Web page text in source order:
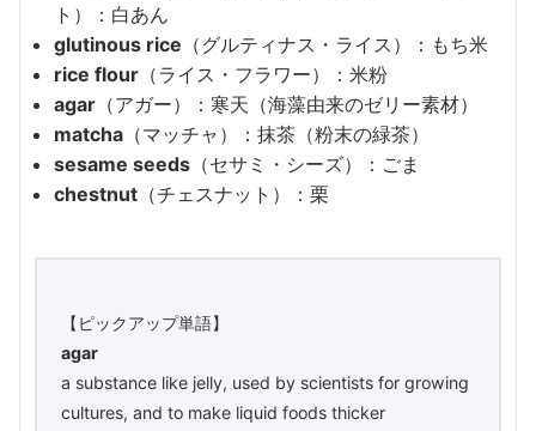
ト）：白あん
glutinous rice （グルティナス・ライス）：もち米
rice flour （ライス・フラワー）：米粉
agar （アガー）：寒天（海藻由来のゼリー素材）
matcha （マッチャ）：抹茶（粉末の緑茶）
sesame seeds （セサミ・シーズ）：ごま
chestnut （チェスナット）：栗
【ピックアップ単語】
agar
a substance like jelly, used by scientists for growing
cultures, and to make liquid foods thicker